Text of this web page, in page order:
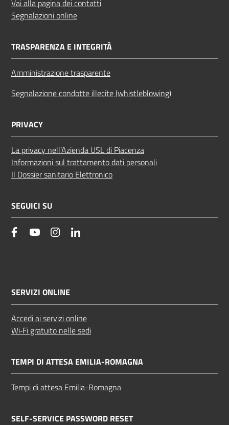
Vai alla pagina dei contatti
Segnalazioni online
TRASPARENZA E INTEGRITÀ
Amministrazione trasparente
Segnalazione condotte illecite (whistleblowing)
PRIVACY
La privacy nell’Azienda USL di Piacenza
Informazioni sul trattamento dati personali
Il Dossier sanitario Elettronico
SEGUICI SU
facebookYouTube Instagram
SERVIZI ONLINE
Accedi ai servizi online
Wi‑Fi gratuito nelle sedi
TEMPI DI ATTESA EMILIA-ROMAGNA
Tempi di attesa Emilia-Romagna
SELF-SERVICE PASSWORD RESET